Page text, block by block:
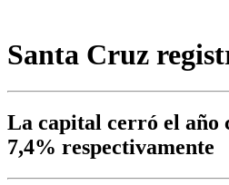
Santa Cruz
La capital cerró el año
7,4% respectivamente